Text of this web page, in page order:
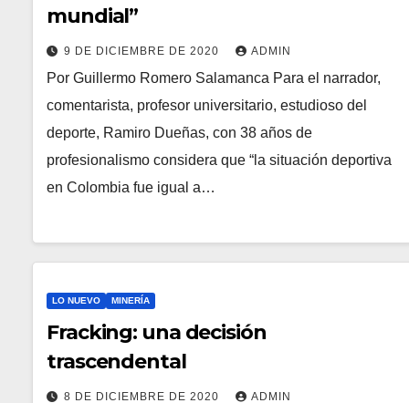
mundial”
9 DE DICIEMBRE DE 2020 ADMIN
Por Guillermo Romero Salamanca Para el narrador,
comentarista, profesor universitario, estudioso del
deporte, Ramiro Dueñas, con 38 años de
profesionalismo considera que “la situación deportiva
en Colombia fue igual a…
LO NUEVO MINERÍA
Fracking: una decisión
trascendental
8 DE DICIEMBRE DE 2020 ADMIN